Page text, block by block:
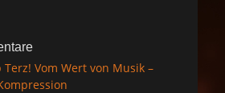
Terz! Vom Wert von Musik –